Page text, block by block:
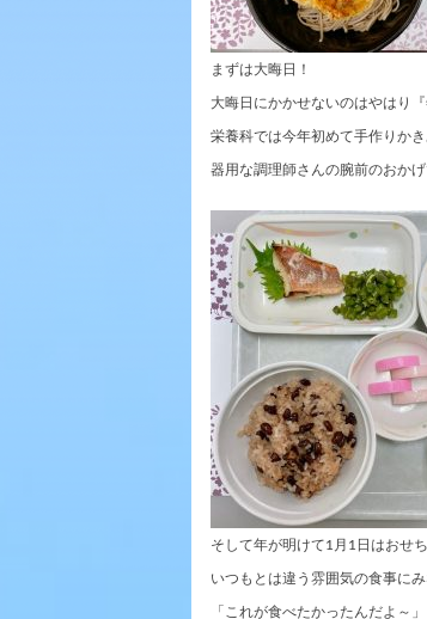
まずは大晦日！
大晦日にかかせないのはやはり
栄養科では今年初めて手作りか
器用な調理師さんの腕前のおか
そして年が明けて1月1日はおせ
いつもとは違う雰囲気の食事に
「これが食べたかったんだよ～